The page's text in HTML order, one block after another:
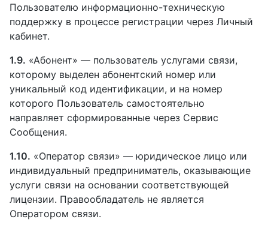
Пользователю информационно-техническую
поддержку в процессе регистрации через Личный
кабинет.
1.9. «Абонент» — пользователь услугами связи,
которому выделен абонентский номер или
уникальный код идентификации, и на номер
которого Пользователь самостоятельно
направляет сформированные через Сервис
Сообщения.
1.10. «Оператор связи» — юридическое лицо или
индивидуальный предприниматель, оказывающие
услуги связи на основании соответствующей
лицензии. Правообладатель не является
Оператором связи.